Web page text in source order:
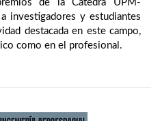
de la Cátedra UPM-
investigadores y estudiantes
destacada en este campo,
como en el profesional.